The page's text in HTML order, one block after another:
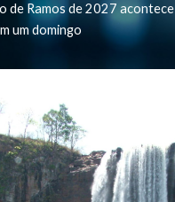
de Ramos de 2027acontece
umdomingo